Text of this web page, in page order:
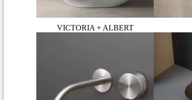
VICTORIA + ALBERT